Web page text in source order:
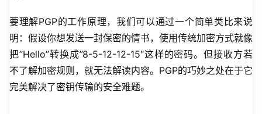
要理解PGP的工作原理，我们可以通过一个简单类比来说
明：假设你想发送一封保密的情书，使用传统加密方式就像
把”Hello”转换成”8-5-12-12-15″这样的密码。但接收方若
不了解加密规则，就无法解读内容。PGP的巧妙之处在于它
完美解决了密钥传输的安全难题。